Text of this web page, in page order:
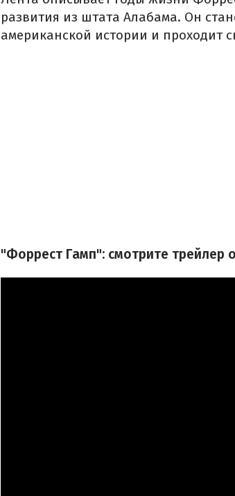
развития из штата Алабама. Он
американской истории и проходит
"Форрест Гамп": смотрите трейлер